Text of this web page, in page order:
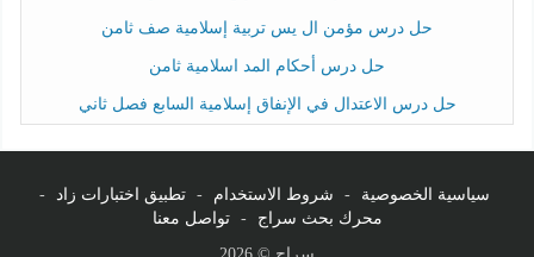
حل درس مؤمن ال يس تربية إسلامية صف ثامن
حل درس أحكام المد اسلامية ثامن
حل درس الاعتدال في الإنفاق إسلامية السابع فصل ثاني
سياسية الخصوصية - شروط الاستخدام - تطبيق اختبارات زاد
-
محرك بحث سراج
-
تواصل معنا